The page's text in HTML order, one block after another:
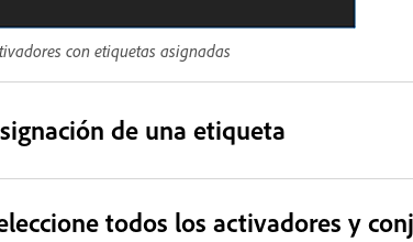
con etiquetas asignadas
de una etiqueta
todos los activadores y